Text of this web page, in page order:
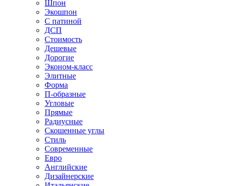
Шпон
Экошпон
С патиной
ДСП
Стоимость
Дешевые
Дорогие
Эконом-класс
Элитные
Форма
П-образные
Угловые
Прямые
Радиусные
Скошенные углы
Стиль
Современные
Евро
Английские
Дизайнерские